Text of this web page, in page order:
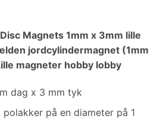
Magnets 1mm x 3mm lille
jordcylindermagnet (1mm
magneter hobby lobby
dag x 3 mm tyk
polakker på en diameter på 1